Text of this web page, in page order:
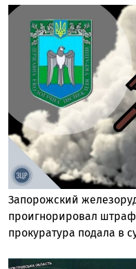
Запорожский
проигнорировал штраф
прокуратура подала в